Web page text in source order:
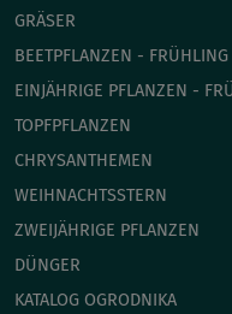
GRÄSER
BEETPFLANZEN - FRÜHLING
EINJÄHRIGE PFLANZEN -
TOPFPFLANZEN
CHRYSANTHEMEN
WEIHNACHTSSTERN
ZWEIJÄHRIGE PFLANZEN
DÜNGER
KATALOG OGRODNIKA